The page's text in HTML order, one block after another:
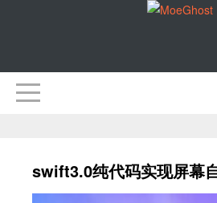
swift3.0纯代码实现屏幕